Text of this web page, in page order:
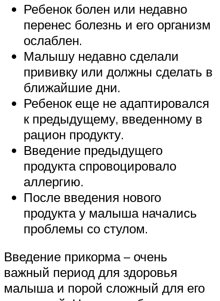
Ребенок болен или недавно
перенес болезнь и его организм
ослаблен.
Малышу недавно сделали
прививку или должны сделать в
ближайшие дни.
Ребенок еще не адаптировался
к предыдущему, введенному в
рацион продукту.
Введение предыдущего
продукта спровоцировало
аллергию.
После введения нового
продукта у малыша начались
проблемы со стулом.
Введение прикорма – очень
важный период для здоровья
малыша и порой сложный для его